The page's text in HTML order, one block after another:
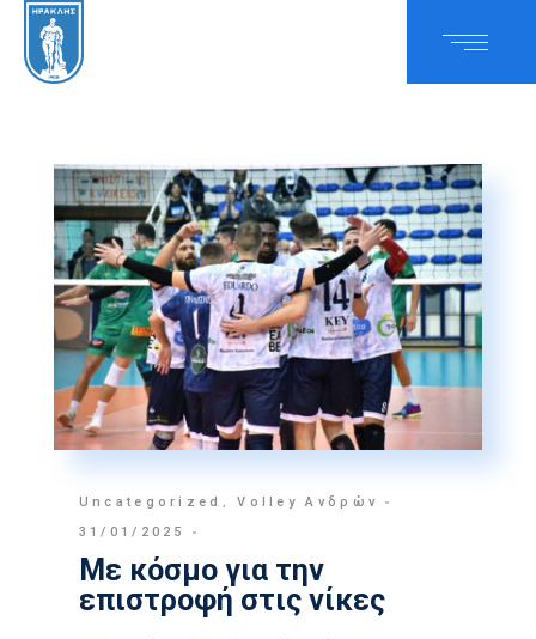
Uncategorized ,Volley Ανδρών
31/01/2025
Με κόσμο για την
επιστροφή στις νίκες